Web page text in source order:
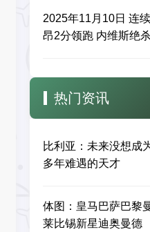
2025年11月10日 连
昂2分领跑 内维斯绝
热门资讯
比利亚：未来没想成
多年难遇的天才
体图：皇马巴萨巴黎
莱比锡新星迪奥曼德